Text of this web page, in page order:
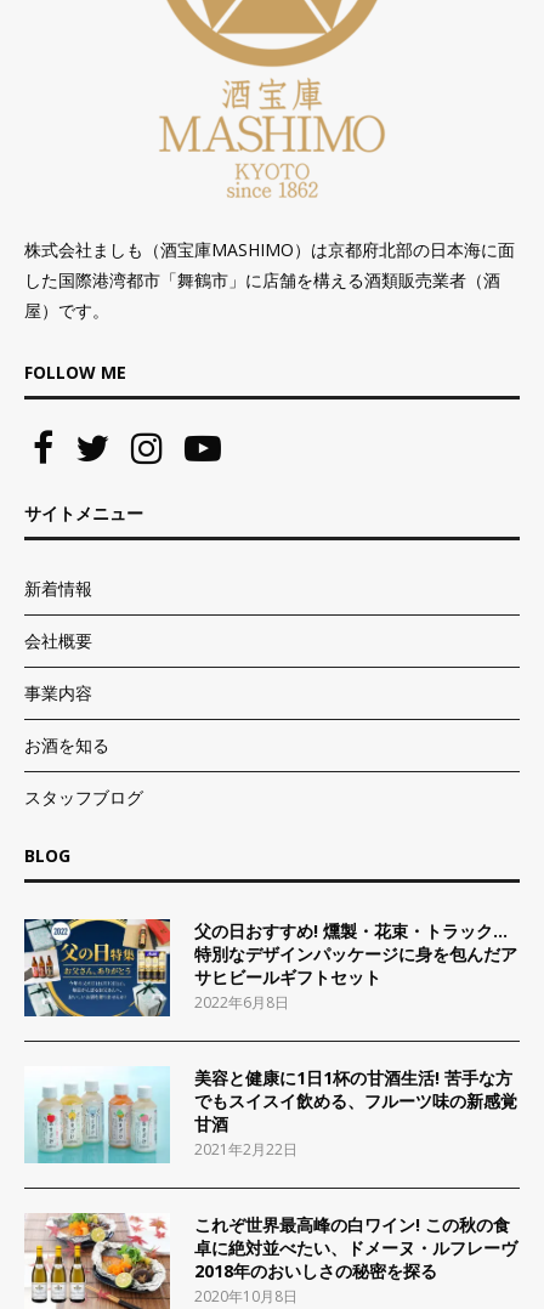
株式会社ましも（酒宝庫MASHIMO）は京都府北部の日本海に面
した国際港湾都市「舞鶴市」に店舗を構える酒類販売業者（酒
屋）です。
FOLLOW ME
サイトメニュー
新着情報
会社概要
事業内容
お酒を知る
スタッフブログ
BLOG
父の日おすすめ! 燻製・花束・トラック…
特別なデザインパッケージに身を包んだア
サヒビールギフトセット
2022年6月8日
美容と健康に1日1杯の甘酒生活! 苦手な方
でもスイスイ飲める、フルーツ味の新感覚
甘酒
2021年2月22日
これぞ世界最高峰の白ワイン! この秋の食
卓に絶対並べたい、ドメーヌ・ルフレーヴ
2018年のおいしさの秘密を探る
2020年10月8日